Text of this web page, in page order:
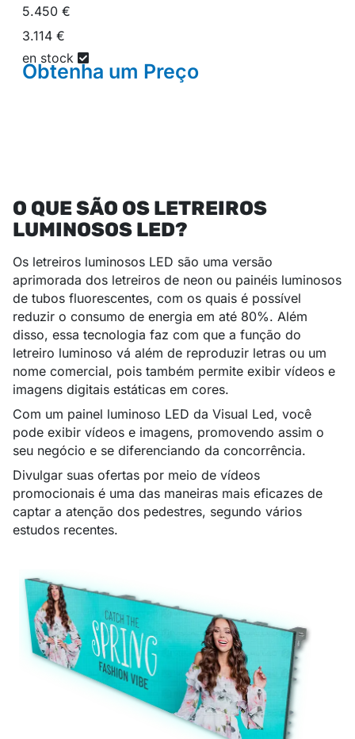
5.450 €
3.114 €
en stock
Obtenha um Preço
O QUE SÃO OS LETREIROS
LUMINOSOS LED?
Os letreiros luminosos LED são uma versão
aprimorada dos letreiros de neon ou painéis luminosos
de tubos fluorescentes, com os quais é possível
reduzir o consumo de energia em até 80%. Além
disso, essa tecnologia faz com que a função do
letreiro luminoso vá além de reproduzir letras ou um
nome comercial, pois também permite exibir vídeos e
imagens digitais estáticas em cores.
Com um painel luminoso LED da Visual Led, você
pode exibir vídeos e imagens, promovendo assim o
seu negócio e se diferenciando da concorrência.
Divulgar suas ofertas por meio de vídeos
promocionais é uma das maneiras mais eficazes de
captar a atenção dos pedestres, segundo vários
estudos recentes.